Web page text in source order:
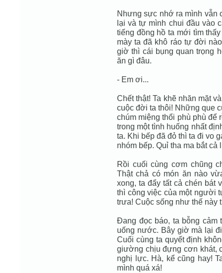
Nhưng sực nhớ ra mình vẫn
lại và tự mình chui đầu vào
tiếng đồng hồ ta mới tìm
mày ta đã khô ráo tự đời
giờ thì cái bụng quan trọng
ăn gì đâu.
- Em ơi...
Chết thật! Ta khẽ nhăn mặt
cuộc đời ta thôi! Những que
chúm miệng thổi phù phù để
trong một tình huống nhất
ta. Khi bếp đã đỏ thì ta đi vo
nhóm bếp. Quỉ tha ma bắt cả
Rồi cuối cùng cơm chũng
Thật chả có món ăn nào
xong, ta đẩy tất cả chén bát
thì công việc của một người
trưa! Cuộc sống như thế này
Ðang đọc báo, ta bỗng
uống nước. Bây giờ mà lại
Cuối cùng ta quyết định
giường chịu đựng cơn khát,
nghị lực. Hà, kể cũng hay!
mình quá xá!